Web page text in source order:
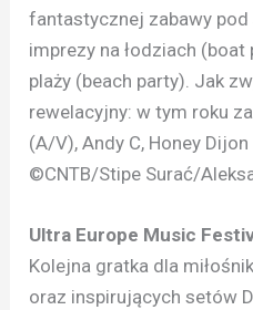
fantastycznej zabawy pod
imprezy na łodziach
plaży (beach party). Jak
rewelacyjny: w tym roku
(A/V), Andy C, Honey
©CNTB/Stipe Surać/
Ultra Europe Music
Kolejna gratka dla
oraz inspirujących setów